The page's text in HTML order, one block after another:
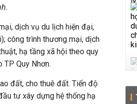
dịch vụ du lịch hiện đại,
công trình thương mại, dịch
hạ tầng xã hội theo quy
Quy Nhơn.
đất, cho thuê đất. Tiến độ
tư xây dựng hệ thống hạ